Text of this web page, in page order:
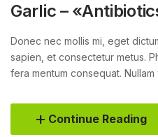
Garlic –
Donec nec mollis mi, eget
sapien, et consectetur metus.
fera mentum consequat. Nullam
Continue Reading